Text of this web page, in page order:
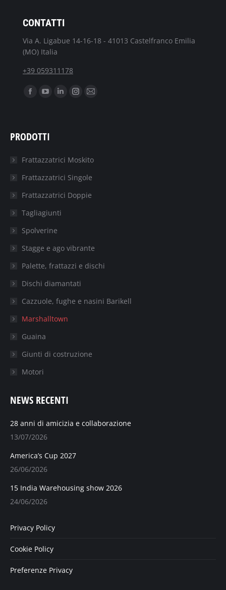
CONTATTI
Via A. Ligabue 14-16-18 - 41013 Castelfranco Emilia
(MO) Italia
+39 059311178
Ci puoi trovare su:
Facebook
in
window
YouTube
in
window
Linkedin
window
Instagram
window
Mail
window
PRODOTTI
Frattazzatrici Moskito
Frattazzatrici Singole
Frattazzatrici Doppie
Tagliagiunti
Spolverine
Stagge e ago vibrante
Palette, frattazzi e dischi
Dischi diamantati
Cazzuole, fughe e nasini Barikell
Marshalltown
Guaina
Giunti di costruzione
Motori
NEWS RECENTI
28 anni di amicizia e collaborazione
13/07/2026
America’s Cup 2027
26/06/2026
15 India Warehousing show 2026
24/06/2026
Privacy Policy
Cookie Policy
Preferenze Privacy